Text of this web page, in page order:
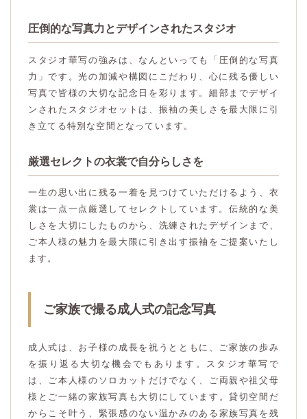
圧倒的な写真力とデザインされたスタジオ
スタジオ華写の強みは、なんといっても「圧倒的な写真
力」です。光の加減や構図にこだわり、心に残る優しい
写真で皆様の大切な記念日を彩ります。細部までデザイ
ンされたスタジオセットは、振袖の美しさを最大限に引
き立てる特別な空間となっています。
厳選セレクトの衣裳で自分らしさを
一生の思い出に残る一着を見つけていただけるよう、衣
裳は一点一点厳選してセレクトしています。伝統的な美
しさを大切にしたものから、洗練されたデザインまで、
ご本人様の魅力を最大限に引き出す振袖をご提案いたし
ます。
ご家族で撮る成人式の記念写真
成人式は、お子様の成長を祝うとともに、ご家族の歩み
を振り返る大切な機会でもあります。スタジオ華写で
は、ご本人様のソロカットだけでなく、ご両親や祖父母
様とご一緒の家族写真も大切にしています。貸切空間だ
からこそ叶う、緊張感のない温かみのある家族写真を残